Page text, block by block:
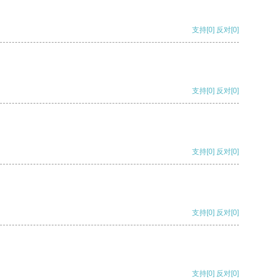
支持[0] 反对[0]
支持[0] 反对[0]
支持[0] 反对[0]
支持[0] 反对[0]
支持[0] 反对[0]